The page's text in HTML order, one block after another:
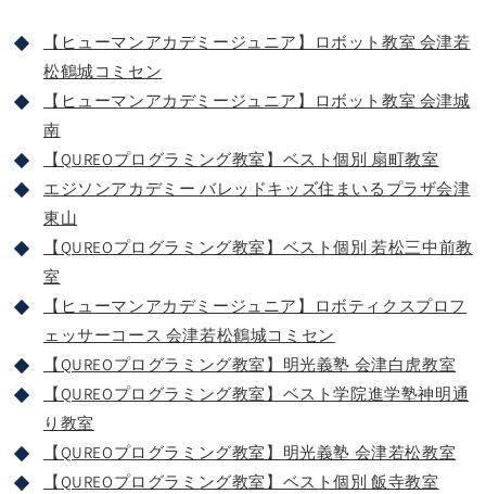
【ヒューマンアカデミージュニア】ロボット教室 会津若
松鶴城コミセン
【ヒューマンアカデミージュニア】ロボット教室 会津城
南
【QUREOプログラミング教室】ベスト個別 扇町教室
エジソンアカデミー バレッドキッズ住まいるプラザ会津
東山
【QUREOプログラミング教室】ベスト個別 若松三中前教
室
【ヒューマンアカデミージュニア】ロボティクスプロフ
ェッサーコース 会津若松鶴城コミセン
【QUREOプログラミング教室】明光義塾 会津白虎教室
【QUREOプログラミング教室】ベスト学院進学塾神明通
り教室
【QUREOプログラミング教室】明光義塾 会津若松教室
【QUREOプログラミング教室】ベスト個別 飯寺教室